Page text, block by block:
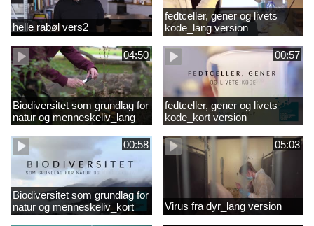
helle rabøl vers2
fedtceller, gener og livets
kode_lang version
04:50
Biodiversitet som grundlag for
natur og menneskeliv_lang
version
00:57
fedtceller, gener og livets
kode_kort version
00:58
Biodiversitet som grundlag for
natur og menneskeliv_kort
version
05:03
Virus fra dyr_lang version